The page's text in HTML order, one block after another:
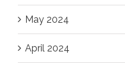
May 2024
April 2024